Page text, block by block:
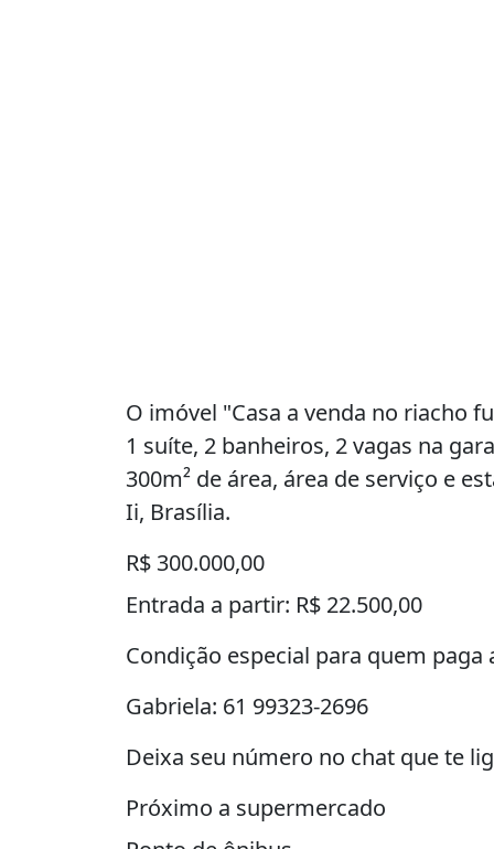
O imóvel "Casa a venda no riacho
1 suíte, 2 banheiros, 2 vagas na
300m² de área, área de serviço e
Ii, Brasília.
R$ 300.000,00
Entrada a partir: R$ 22.500,00
Condição especial para quem paga
Gabriela: 61 99323-2696
Deixa seu número no chat que te
Próximo a supermercado